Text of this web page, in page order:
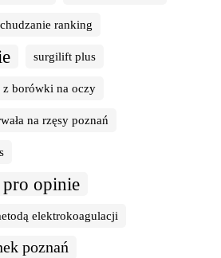
ranking
surgilift plus
z borówki na oczy
na rzęsy poznań
opinie
elektrokoagulacji
poznań